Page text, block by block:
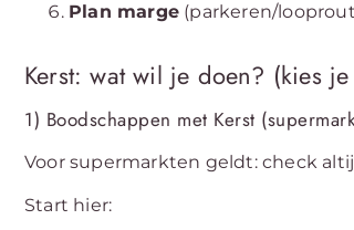
Plan marge (parkeren/
Kerst: wat wil je doen? (kies
1) Boodschappen met Kerst
Voor supermarkten geldt: check
Start hier: